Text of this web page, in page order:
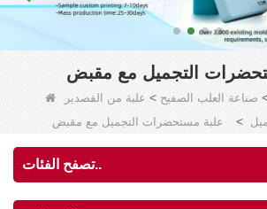
التجميل مع مقبض
صناعة العلب الصفيح > علبة من القصدير
> علبة مستحضرات التجميل مع مقبض
تصفح الفئات..